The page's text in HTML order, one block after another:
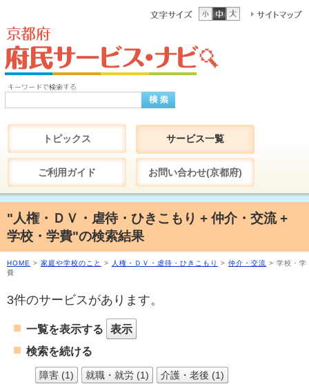
トピックス サービス一覧
ご利用ガイド お問い合わせ(京都府)
"人権・ＤＶ・虐待・ひきこもり + 仲介・交流 +
学校・学費"の検索結果
HOME > 家庭や学校のこと > 人権・ＤＶ・虐待・ひきこもり > 仲介・交流 > 学校・学
費
3件のサービスがあります。
一覧を表示する
表示
検索を続ける
障害 (1) 就職・就労 (1)
介護・老後 (1)